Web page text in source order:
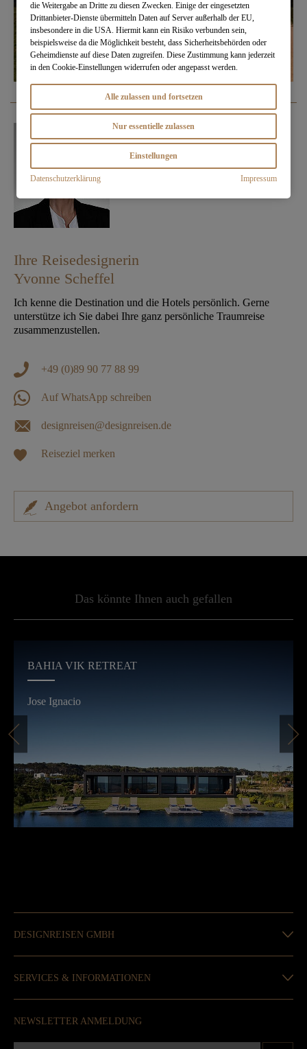
Ihre Reisedesignerin
Yvonne Scheffel
Ich kenne die Destination und die Hotels persönlich. Gerne
unterstütze ich Sie dabei Ihre ganz persönliche Traumreise
zusammenzustellen.
+49 (0)89 90 77 88 99
Auf WhatsApp schreiben
designreisen@designreisen.de
Reiseziel merken
Angebot anfordern
Das könnte Ihnen auch gefallen
BAHIA VIK RETREAT
Jose Ignacio
DESIGNREISEN GMBH
SERVICES & INFORMATIONEN
NEWSLETTER ANMELDUNG
die Weitergabe an Dritte zu diesen Zwecken. Einige der eingesetzten
Drittanbieter-Dienste übermitteln Daten auf Server außerhalb der EU,
insbesondere in die USA. Hiermit kann ein Risiko verbunden sein,
beispielsweise da die Möglichkeit besteht, dass Sicherheitsbehörden oder
Geheimdienste auf diese Daten zugreifen. Diese Zustimmung kann jederzeit
in den Cookie-Einstellungen widerrufen oder angepasst werden.
Alle zulassen und fortsetzen
Nur essentielle zulassen
Einstellungen
Datenschutzerklärung Impressum